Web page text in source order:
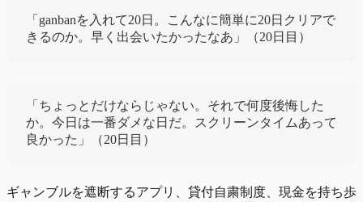
「ganbanを入れて20日。こんなに簡単に20日クリアで
きるのか。早く出会いたかったなあ」（20日目）
「ちょっとだけならじゃない。それで何度後悔した
か。今日は一番ダメな日だ。スクリーンタイムあって
良かった」（20日目）
ギャンブルを遮断するアプリ、貸付自粛制度、現金を持ち歩